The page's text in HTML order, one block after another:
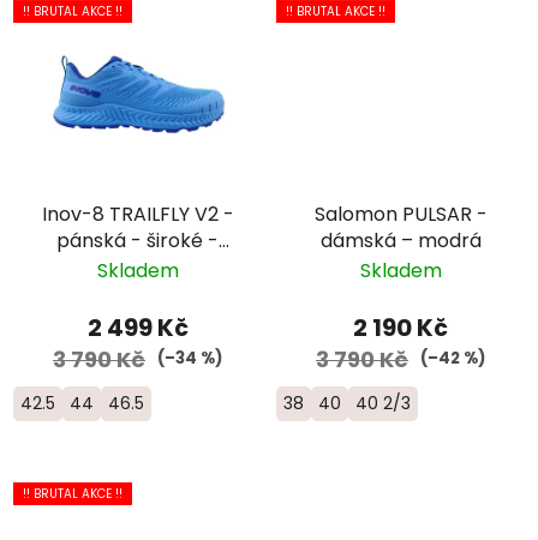
!! BRUTAL AKCE !!
Inov-8 TRAILFLY V2 -
pánská - široké -
modrá
Skladem
2 499 Kč
3 790 Kč (–34 %)
42.5 44 46.5
!! BRUTAL AKCE !!
Salomon PULSAR -
dámská – modrá
Skladem
2 190 Kč
3 790 Kč (–42 %)
38 40 40 2/3
!! BRUTAL AKCE !!